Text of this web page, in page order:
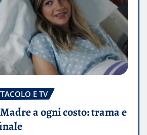
E TV
a ogni costo: trama e